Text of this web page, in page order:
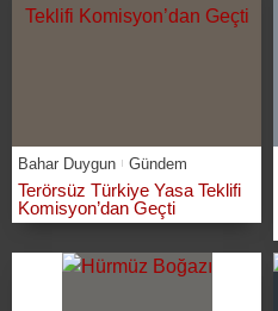
Bahar Duygun Gündem
Terörsüz Türkiye Yasa Teklifi
Komisyon’dan Geçti